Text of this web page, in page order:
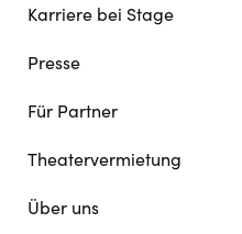
Karriere bei Stage
Presse
Für Partner
Theatervermietung
Über uns